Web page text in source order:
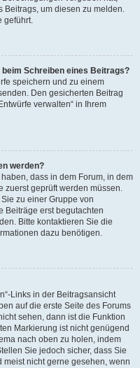
Beitrags, um diesen zu melden.
geführt.
Schreiben eines Beitrags?
speichern und zu einem
Den gesicherten Beitrag
verwalten“ in Ihrem
werden?
dass in dem Forum, in dem
zuerst geprüft werden müssen.
zu einer Gruppe von
Beiträge erst begutachten
Bitte kontaktieren Sie die
dazu benötigen.
Links in der Beitragsansicht
auf die erste Seite des Forums
sehen, dann ist die Funktion
Markierung ist nicht genügend
nach oben zu holen, indem
Sie jedoch sicher, dass Sie
nicht gerne gesehen, wenn